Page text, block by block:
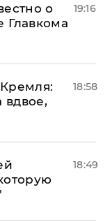
о
Главкома
19:16
вдвое,
18:58
18:49